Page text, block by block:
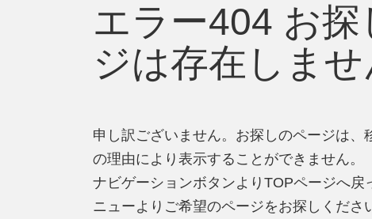
エラー404 お探
ジは存在しませ
申し訳ございません。お探しのページは、
の理由により表示することができません。
ナビゲーションボタンよりTOPページへ戻
ニューよりご希望のページをお探しくださ